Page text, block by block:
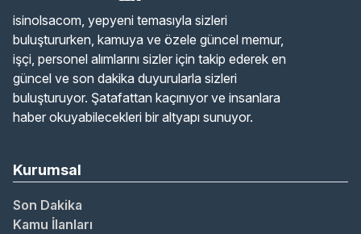
isinolsacom, yepyeni temasıyla sizleri
buluştururken, kamuya ve özele güncel memur,
işçi, personel alımlarını sizler için takip ederek en
güncel ve son dakika duyurularla sizleri
buluşturuyor. Şatafattan kaçınıyor ve insanlara
haber okuyabilecekleri bir altyapı sunuyor.
Kurumsal
Son Dakika
Kamu İlanları